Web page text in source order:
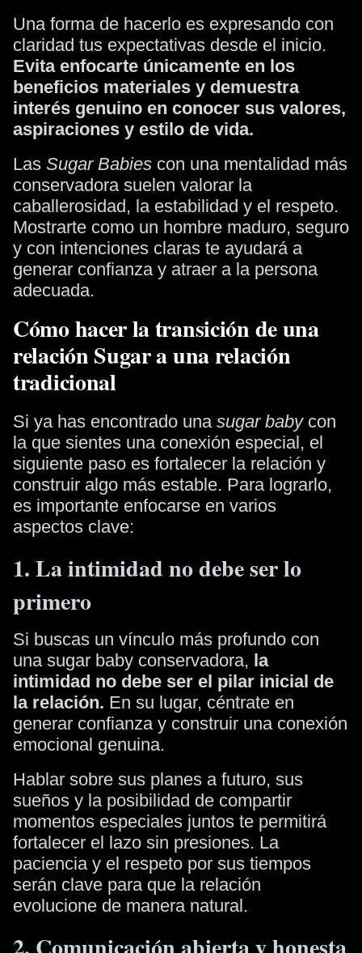
Una forma de hacerlo es expresando con
claridad tus expectativas desde el inicio.
Evita enfocarte únicamente en los
beneficios materiales y demuestra
interés genuino en conocer sus valores,
aspiraciones y estilo de vida.
Las Sugar Babies con una mentalidad más
conservadora suelen valorar la
caballerosidad, la estabilidad y el respeto.
Mostrarte como un hombre maduro, seguro
y con intenciones claras te ayudará a
generar confianza y atraer a la persona
adecuada.
Cómo hacer la transición de una
relación Sugar a una relación
tradicional
Si ya has encontrado una sugar babycon
la que sientes una conexión especial, el
siguiente paso es fortalecer la relación y
construir algo más estable. Para lograrlo,
es importante enfocarse en varios
aspectos clave:
1. La intimidad no debe ser lo
primero
Si buscas un vínculo más profundo con
una sugar baby conservadora, la
intimidad no debe ser el pilar inicial de
la relación. En su lugar, céntrate en
generar confianza y construir una conexión
emocional genuina.
Hablar sobre sus planes a futuro, sus
sueños y la posibilidad de compartir
momentos especiales juntos te permitirá
fortalecer el lazo sin presiones. La
paciencia y el respeto por sus tiempos
serán clave para que la relación
evolucione de manera natural.